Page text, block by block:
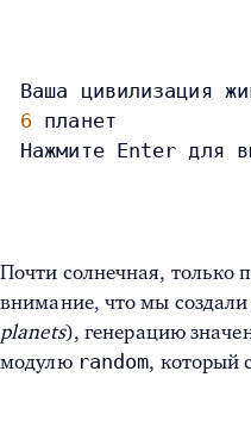
Ваша цивилизация
6 планет
Нажмите Enter для
Почти солнечная, только
внимание, что мы
planets), генерацию
модулю random, который